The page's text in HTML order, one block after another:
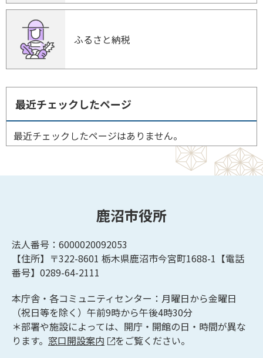
ふるさと納税
最近チェックしたページ
最近チェックしたページはありません。
鹿沼市役所
法人番号：6000020092053
【住所】〒322-8601 栃木県鹿沼市今宮町1688-1【電話
番号】0289-64-2111
本庁舎・各コミュニティセンター：月曜日から金曜日
（祝日等を除く）午前9時から午後4時30分
＊部署や施設によっては、開庁・開館の日・時間が異な
ります。 窓口開設案内 をご覧ください。